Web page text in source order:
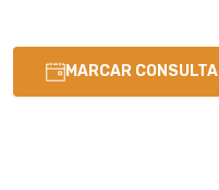
MARCAR CONSULTA